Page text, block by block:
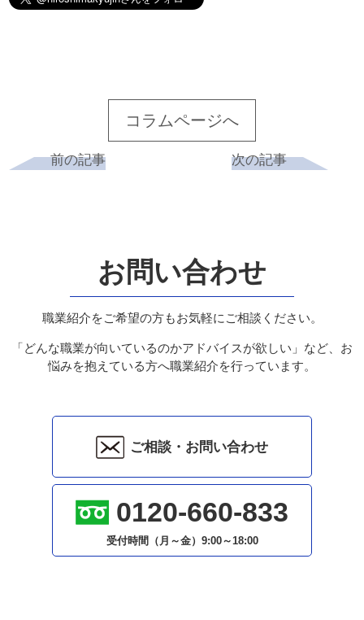
コラムページへ
前の記事 次の記事
お問い合わせ
職業紹介をご希望の方もお気軽にご相談ください。
「どんな職業が向いているのかアドバイスが欲しい」など、お
悩みを抱えている方へ職業紹介を行っています。
ご相談・お問い合わせ
0120-660-833
受付時間（月～金） 9:00～18:00